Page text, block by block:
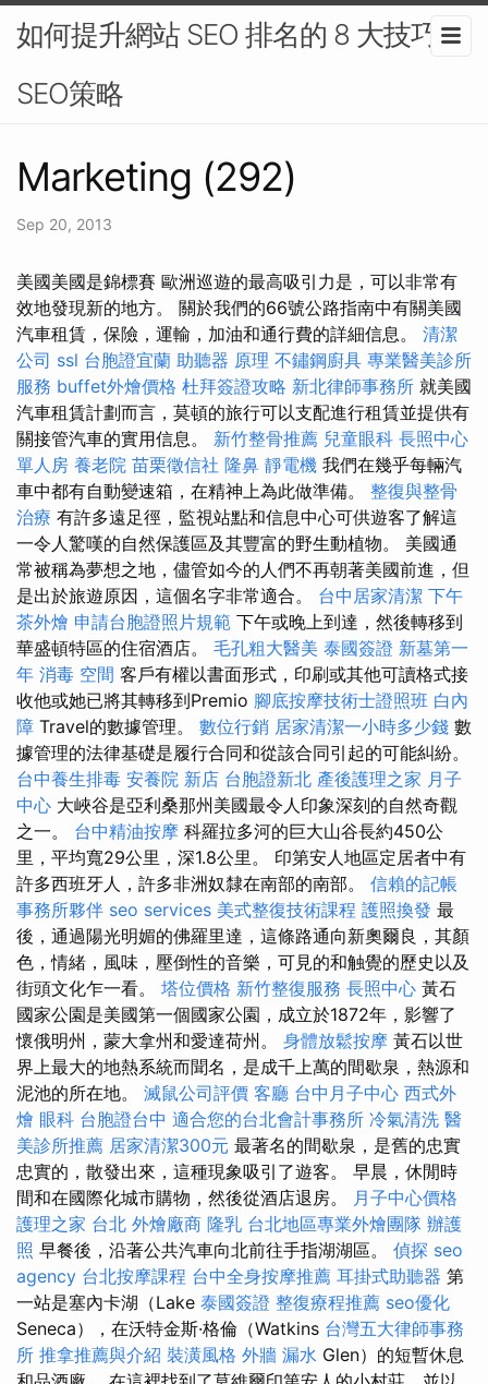
如何提升網站 SEO 排名的 8 大技巧-
SEO策略
Marketing (292)
Sep 20, 2013
美國美國是錦標賽 歐洲巡遊的最高吸引力是，可以非常有
效地發現新的地方。 關於我們的66號公路指南中有關美國
汽車租賃，保險，運輸，加油和通行費的詳細信息。 清潔
公司 ssl 台胞證宜蘭 助聽器 原理 不鏽鋼廚具 專業醫美診所
服務 buffet外燴價格 杜拜簽證攻略 新北律師事務所 就美國
汽車租賃計劃而言，莫頓的旅行可以支配進行租賃並提供有
關接管汽車的實用信息。 新竹整骨推薦 兒童眼科 長照中心
單人房 養老院 苗栗徵信社 隆鼻 靜電機 我們在幾乎每輛汽
車中都有自動變速箱，在精神上為此做準備。 整復與整骨
治療 有許多遠足徑，監視站點和信息中心可供遊客了解這
一令人驚嘆的自然保護區及其豐富的野生動植物。 美國通
常被稱為夢想之地，儘管如今的人們不再朝著美國前進，但
是出於旅遊原因，這個名字非常適合。 台中居家清潔 下午
茶外燴 申請台胞證照片規範 下午或晚上到達，然後轉移到
華盛頓特區的住宿酒店。 毛孔粗大醫美 泰國簽證 新墓第一
年 消毒 空間 客戶有權以書面形式，印刷或其他可讀格式接
收他或她已將其轉移到Premio 腳底按摩技術士證照班 白內
障 Travel的數據管理。 數位行銷 居家清潔一小時多少錢 數
據管理的法律基礎是履行合同和從該合同引起的可能糾紛。
台中養生排毒 安養院 新店 台胞證新北 產後護理之家 月子
中心 大峽谷是亞利桑那州美國最令人印象深刻的自然奇觀
之一。 台中精油按摩 科羅拉多河的巨大山谷長約450公
里，平均寬29公里，深1.8公里。 印第安人地區定居者中有
許多西班牙人，許多非洲奴隸在南部的南部。 信賴的記帳
事務所夥伴 seo services 美式整復技術課程 護照換發 最
後，通過陽光明媚的佛羅里達，這條路通向新奧爾良，其顏
色，情緒，風味，壓倒性的音樂，可見的和触覺的歷史以及
街頭文化乍一看。 塔位價格 新竹整復服務 長照中心 黃石
國家公園是美國第一個國家公園，成立於1872年，影響了
懷俄明州，蒙大拿州和愛達荷州。 身體放鬆按摩 黃石以世
界上最大的地熱系統而聞名，是成千上萬的間歇泉，熱源和
泥池的所在地。 滅鼠公司評價 客廳 台中月子中心 西式外
燴 眼科 台胞證台中 適合您的台北會計事務所 冷氣清洗 醫
美診所推薦 居家清潔300元 最著名的間歇泉，是舊的忠實
忠實的，散發出來，這種現象吸引了遊客。 早晨，休閒時
間和在國際化城市購物，然後從酒店退房。 月子中心價格
護理之家 台北 外燴廠商 隆乳 台北地區專業外燴團隊 辦護
照 早餐後，沿著公共汽車向北前往手指湖湖區。 偵探 seo
agency 台北按摩課程 台中全身按摩推薦 耳掛式助聽器 第
一站是塞內卡湖（Lake 泰國簽證 整復療程推薦 seo優化
Seneca），在沃特金斯·格倫（Watkins 台灣五大律師事務
所 推拿推薦與介紹 裝潢風格 外牆 漏水 Glen）的短暫休息